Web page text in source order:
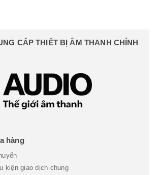
CẤP THIẾT BỊ ÂM THANH CHÍNH
hàng
kiện giao dịch chung